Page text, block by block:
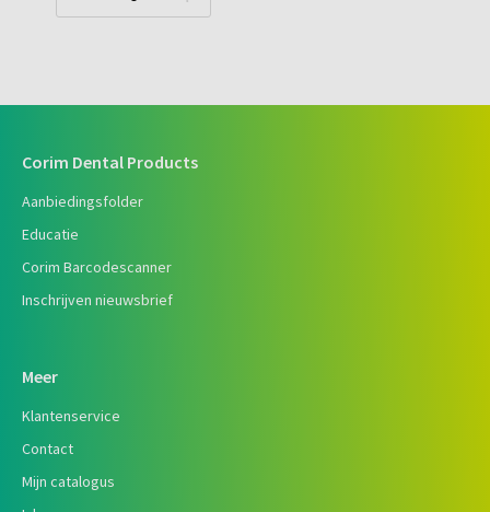
Corim Dental Products
Aanbiedingsfolder
Educatie
Corim Barcodescanner
Inschrijven nieuwsbrief
Meer
Klantenservice
Contact
Mijn catalogus